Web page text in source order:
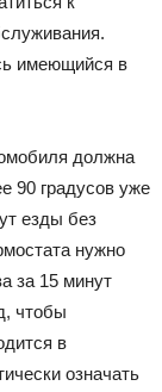
имеющийся в
должна
90 градусов уже
езды без
нужно
за 15 минут
чтобы
в
означать